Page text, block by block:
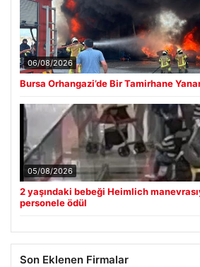
06/08/2026
Bursa Orhangazi’de Bir Tamirhane
05/08/2026
2 yaşındaki bebeği Heimlich
personele ödül
Son Eklenen Firmalar